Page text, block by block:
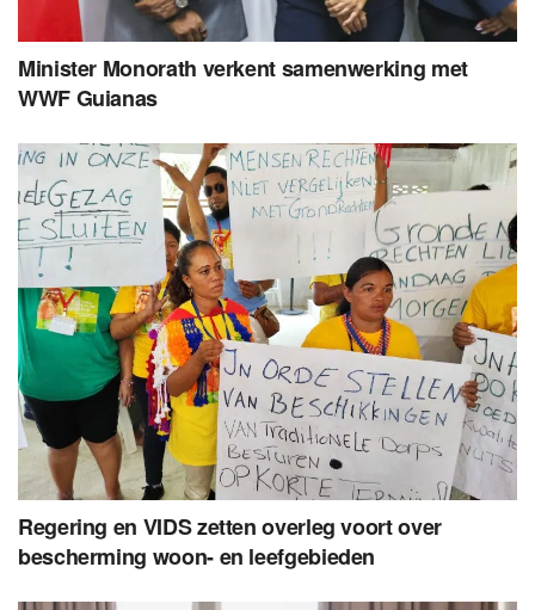
Minister Monorath verkent samenwerking met
WWF Guianas
Regering en VIDS zetten overleg voort over
bescherming woon- en leefgebieden